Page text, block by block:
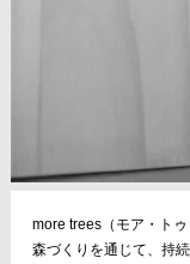
more trees（モア・ト
森づくりを通じて、持